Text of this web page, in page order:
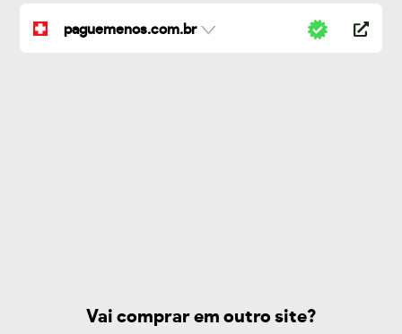
paguemenos.com.br
Vai comprar em outro site?